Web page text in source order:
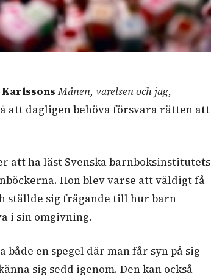
Karlssons Månen, varelsen och jag,
att dagligen behöva försvara rätten att
att ha läst Svenska barnboksinstitutets
Hon blev varse att väldigt få
ställde sig frågande till hur barn
i sin omgivning.
en spegel där man får syn på sig
sig sedd igenom. Den kan också